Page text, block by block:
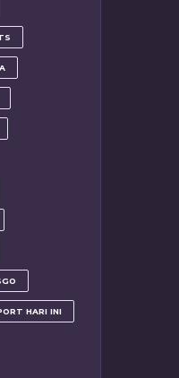
HARI INI